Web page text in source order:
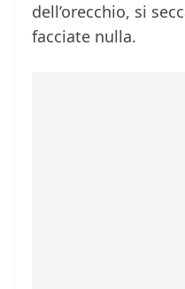
dell’orecchio, si
facciate nulla.